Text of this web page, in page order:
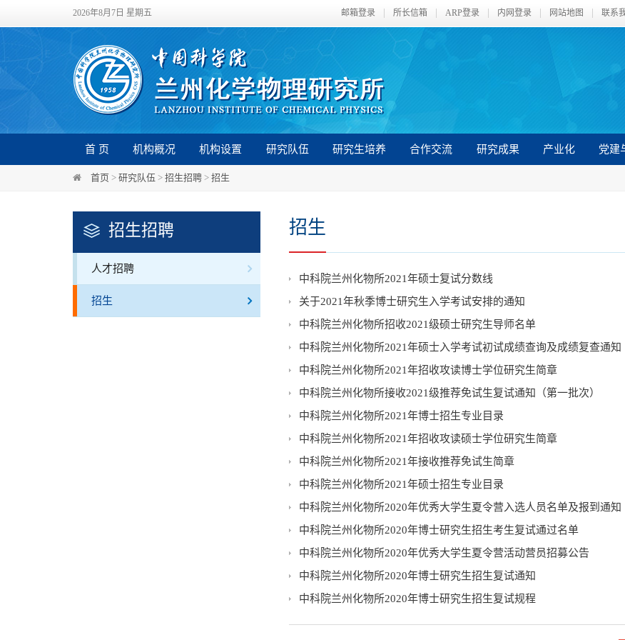
2026年8月7日 星期五 邮箱登录 所长信箱 ARP登录 内网登录 网站地图 联系
首 页 机构概况 机构设置 研究队伍 研究生培养 合作交流 研究成果 产业化 党建
首页 > 研究队伍 > 招生招聘 > 招生
招生招聘
人才招聘
招生
招生
中科院兰州化物所2021年硕士复试分数线
关于2021年秋季博士研究生入学考试安排的通知
中科院兰州化物所招收2021级硕士研究生导师名单
中科院兰州化物所2021年硕士入学考试初试成绩查询及成绩复查通知
中科院兰州化物所2021年招收攻读博士学位研究生简章
中科院兰州化物所接收2021级推荐免试生复试通知（第一批次）
中科院兰州化物所2021年博士招生专业目录
中科院兰州化物所2021年招收攻读硕士学位研究生简章
中科院兰州化物所2021年接收推荐免试生简章
中科院兰州化物所2021年硕士招生专业目录
中科院兰州化物所2020年优秀大学生夏令营入选人员名单及报到通知
中科院兰州化物所2020年博士研究生招生考生复试通过名单
中科院兰州化物所2020年优秀大学生夏令营活动营员招募公告
中科院兰州化物所2020年博士研究生招生复试通知
中科院兰州化物所2020年博士研究生招生复试规程